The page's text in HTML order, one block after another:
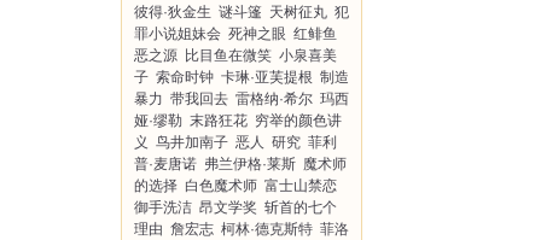
彼得·狄金生 谜斗篷 天树征丸 犯
罪小说姐妹会 死神之眼 红鲱鱼
恶之源 比目鱼在微笑 小泉喜美
子 索命时钟 卡琳·亚芙提根 制造
暴力 带我回去 雷格纳·希尔 玛西
娅·缪勒 末路狂花 穷举的颜色讲
义 鸟井加南子 恶人 研究 菲利
普·麦唐诺 弗兰伊格·莱斯 魔术师
的选择 白色魔术师 富士山禁恋
御手洗洁 昂文学奖 斩首的七个
理由 詹宏志 柯林·德克斯特 菲洛